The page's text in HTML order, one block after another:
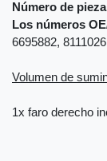
Número de
Los números
6695882,
Volumen de
1x faro derecho